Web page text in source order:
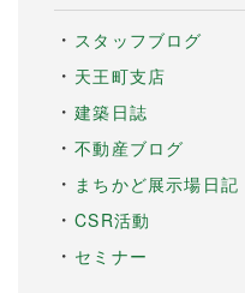
スタッフブログ
天王町支店
建築日誌
不動産ブログ
まちかど展示場日記
CSR活動
セミナー